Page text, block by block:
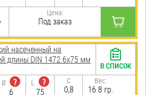
Цена:
Под заказ
насеченный на
длины DIN 1472 6х75 мм
Ø
?
6
L
?
75
C
0,8
Вес:
16.8 гр.
В СПИСОК